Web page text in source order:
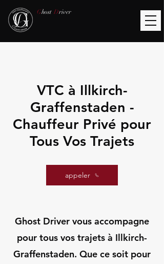
Ghost Driver
VTC à Illkirch-
Graffenstaden -
Chauffeur Privé pour
Tous Vos Trajets
appeler
Ghost Driver vous accompagne
pour tous vos trajets à Illkirch-
Graffenstaden. Que ce soit pour